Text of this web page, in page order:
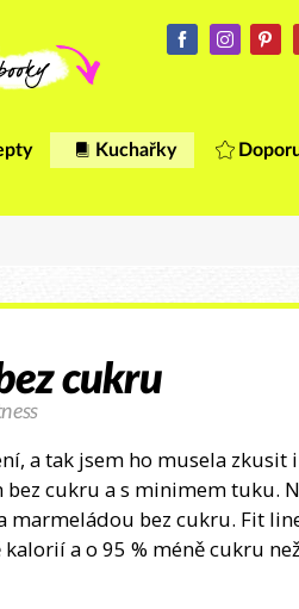
Kuchařky
cukru
a tak jsem ho musela zkusit
cukru a s minimem tuku.
marmeládou bez cukru. Fit
a o 95 % méně cukru